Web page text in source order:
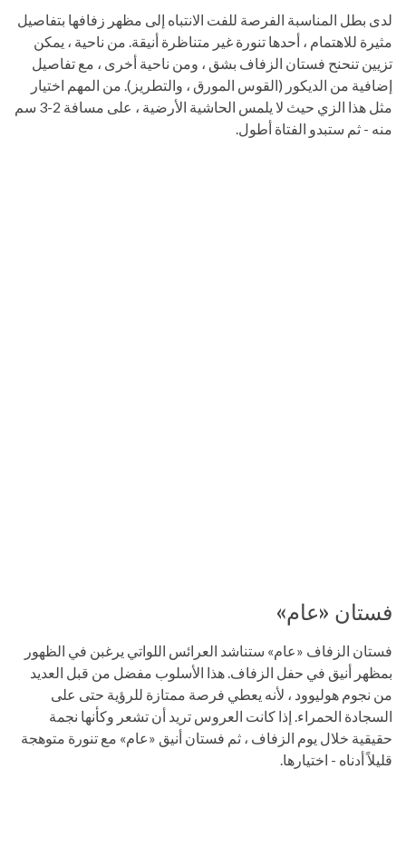
لدى بطل المناسبة الفرصة للفت الانتباه إلى مظهر زفافها بتفاصيل
مثيرة للاهتمام ، أحدها تنورة غير متناظرة أنيقة. من ناحية ، يمكن
تزيين تنحنح فستان الزفاف بشق ، ومن ناحية أخرى ، مع تفاصيل
إضافية من الديكور (القوس المورق ، والتطريز). من المهم اختيار
مثل هذا الزي حيث لا يلمس الحاشية الأرضية ، على مسافة 2-3 سم
منه - ثم ستبدو الفتاة أطول.
فستان «عام»
فستان الزفاف «عام» ستناشد العرائس اللواتي يرغبن في الظهور
بمظهر أنيق في حفل الزفاف. هذا الأسلوب مفضل من قبل العديد
من نجوم هوليوود ، لأنه يعطي فرصة ممتازة للرؤية حتى على
السجادة الحمراء. إذا كانت العروس تريد أن تشعر وكأنها نجمة
حقيقية خلال يوم الزفاف ، ثم فستان أنيق «عام» مع تنورة متوهجة
قليلاً أدناه - اختيارها.